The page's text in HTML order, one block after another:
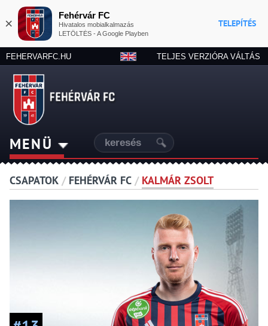
×
Fehérvár FC
Hivatalos mobialkalmazás
LETÖLTÉS - A Google Playben
TELEPÍTÉS
FEHERVARFC.HU TELJES VERZIÓRA VÁLTÁS
MENÜ
CSAPATOK / FEHÉRVÁR FC / KALMÁR ZSOLT